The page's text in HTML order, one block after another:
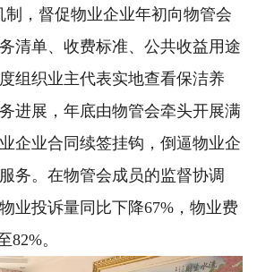
制，督促物业企业年初向物管会
清单、收费标准、公共收益用途
组织业主代表实地查看保洁养
进展，年底由物管会牵头开展满
企业合同续签挂钩，倒逼物业企
务。在物管会成员的监督协调
业投诉量同比下降67%，物业费
82%。